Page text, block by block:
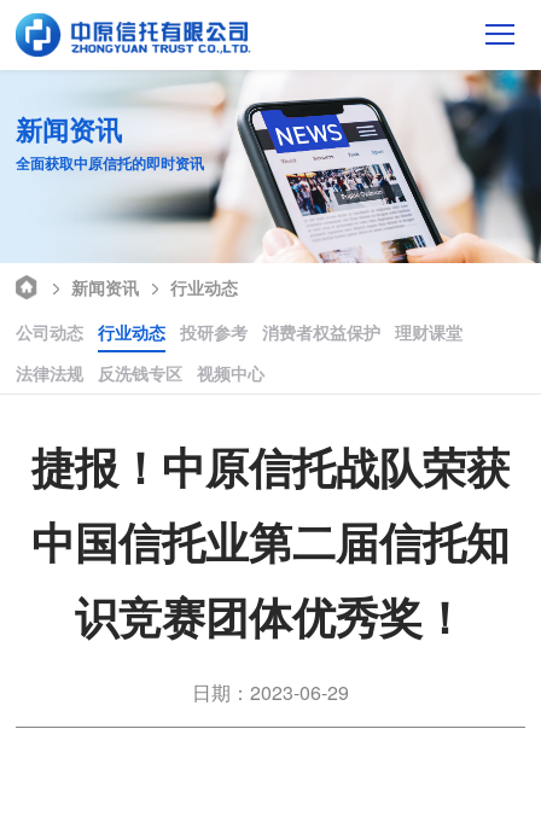
新闻资讯
全面获取中原信托的即时资讯
新闻资讯
行业动态
公司动态
行业动态 投研参考 消费者权益保护
理财课堂
法律法规
反洗钱专区 视频中心
捷报！中原信托战队荣获
中国信托业第二届信托知
识竞赛团体优秀奖！
日期：2023-06-29